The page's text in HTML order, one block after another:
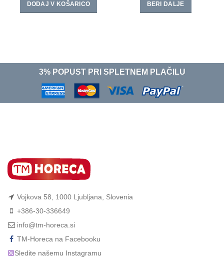
DODAJ V KOŠARICO BERI DALJE
3% POPUST PRI SPLETNEM PLAČILU
Vojkova 58, 1000 Ljubljana, Slovenia
+386-30-336649
info@tm-horeca.si
TM-Horeca na Facebooku
Sledite našemu Instagramu